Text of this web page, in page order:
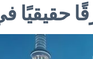
حقيقيًا